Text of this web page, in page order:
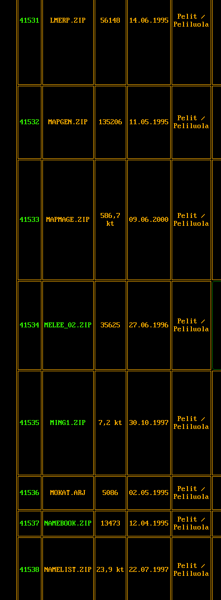
41531 LMERP.ZIP 56148 14.06.1995
Pelit /
Peliluola
41532 MAPGEN.ZIP 135206 11.05.1995
Pelit /
Peliluola
41533 MAPMAGE.ZIP
586,7
kt
09.06.2000
Pelit /
Peliluola
41534 MELEE_02.ZIP 35625 27.06.1996
Pelit /
Peliluola
41535 MING1.ZIP 7,2 kt 30.10.1997
Pelit /
Peliluola
41536 MOKAT.ARJ 5086 02.05.1995
Pelit /
Peliluola
41537 NAMEBOOK.ZIP 13473 12.04.1995
Pelit /
Peliluola
41538 NAMELIST.ZIP 23,9 kt 22.07.1997
Pelit /
Peliluola